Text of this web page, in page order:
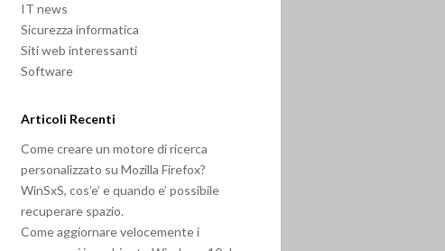
IT news
Sicurezza informatica
Siti web interessanti
Software
Articoli Recenti
Come creare un motore di ricerca
personalizzato su Mozilla Firefox?
WinSxS, cos’e’ e quando e’ possibile
recuperare spazio.
Come aggiornare velocemente i